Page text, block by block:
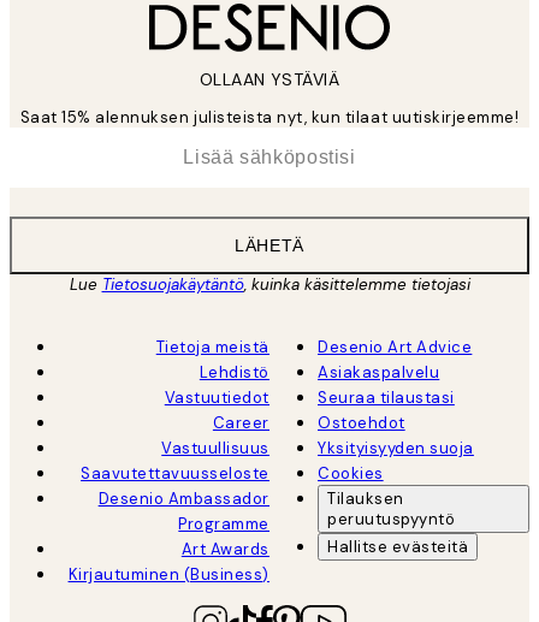
OLLAAN YSTÄVIÄ
Saat 15% alennuksen julisteista nyt, kun tilaat uutiskirjeemme!
LÄHETÄ
Lue Tietosuojakäytäntö, kuinka käsittelemme tietojasi
Tietoja meistä
Lehdistö
Vastuutiedot
Career
Vastuullisuus
Saavutettavuusseloste
Desenio Ambassador
Programme
Art Awards
Kirjautuminen (Business)
Desenio Art Advice
Asiakaspalvelu
Seuraa tilaustasi
Ostoehdot
Yksityisyyden suoja
Cookies
Tilauksen
peruutuspyyntö
Hallitse evästeitä